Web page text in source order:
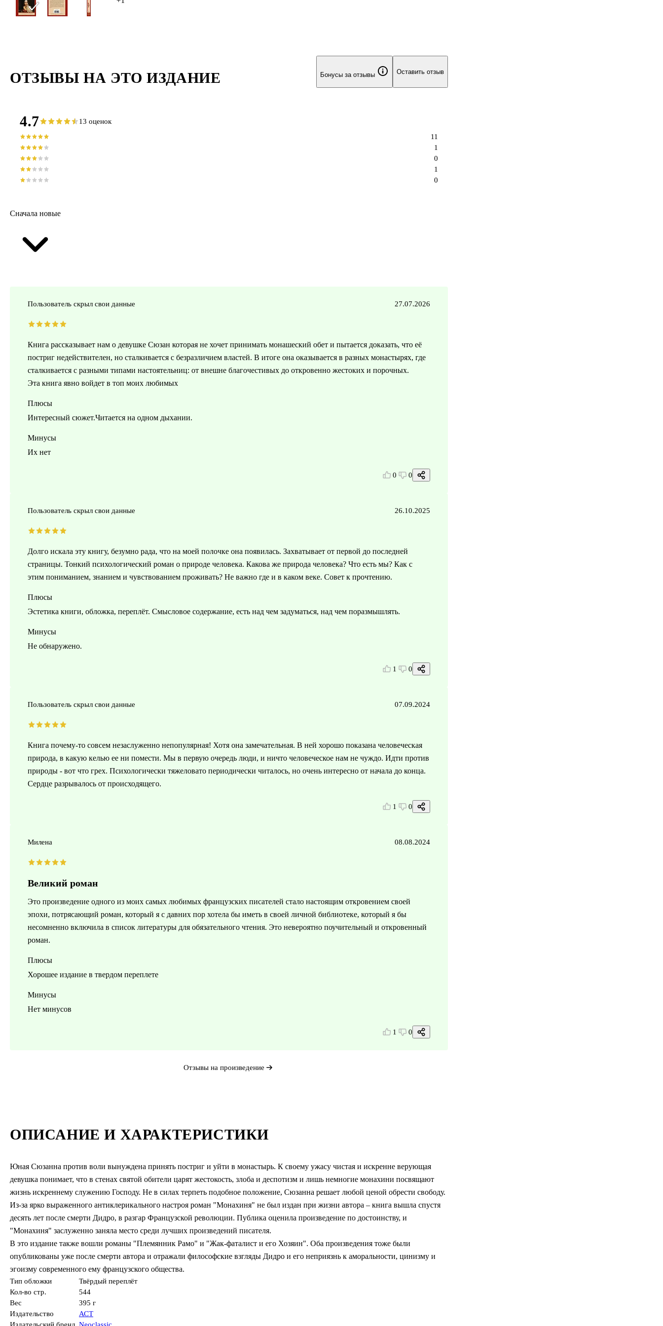
ОПИСАНИЕ И ХАРАКТЕРИСТИКИ
Юная Сюзанна против воли вынуждена принять постриг и уйти в монастырь. К своему ужасу чистая и искренне верующая
девушка понимает, что в стенах святой обители царят жестокость, злоба и деспотизм и лишь немногие монахини посвящают
жизнь искреннему служению Господу. Не в силах терпеть подобное положение, Сюзанна решает любой ценой обрести свободу.
Из-за ярко выраженного антиклерикального настроя роман "Монахиня" не был издан при жизни автора – книга вышла спустя
десять лет после смерти Дидро, в разгар Французской революции. Публика оценила произведение по достоинству, и
"Монахиня" заслуженно заняла место среди лучших произведений писателя.
В это издание также вошли романы "Племянник Рамо" и "Жак-фаталист и его Хозяин". Оба произведения тоже были
опубликованы уже после смерти автора и отражали философские взгляды Дидро и его неприязнь к аморальности, цинизму и
эгоизму современного ему французского общества.
Тип обложки
Твёрдый переплёт
Кол-во стр.
544
Вес
395 г
Издательство
АСТ
ОТЗЫВЫ НА ЭТО ИЗДАНИЕ Бонусы за отзывы Оставить отзыв
4.7 13 оценок
0
1
0
1
11
Сначала новые
Пользователь скрыл свои данные 27.07.2026
Книга рассказывает нам о девушке Сюзан которая не хочет принимать монашеский обет и пытается доказать, что её
постриг недействителен, но сталкивается с безразличием властей. В итоге она оказывается в разных монастырях, где
сталкивается с разными типами настоятельниц: от внешне благочестивых до откровенно жестоких и порочных.
Эта книга явно войдет в топ моих любимых
Плюсы
Интересный сюжет.Читается на одном дыхании.
Минусы
Их нет
0 0
Пользователь скрыл свои данные 26.10.2025
Долго искала эту книгу, безумно рада, что на моей полочке она появилась. Захватывает от первой до последней
страницы. Тонкий психологический роман о природе человека. Какова же природа человека? Что есть мы? Как с
этим пониманием, знанием и чувствованием проживать? Не важно где и в каком веке. Совет к прочтению.
Плюсы
Эстетика книги, обложка, переплёт. Смысловое содержание, есть над чем задуматься, над чем поразмышлять.
Минусы
Не обнаружено.
1 0
Пользователь скрыл свои данные 07.09.2024
Книга почему-то совсем незаслуженно непопулярная! Хотя она замечательная. В ней хорошо показана человеческая
природа, в какую келью ее ни помести. Мы в первую очередь люди, и ничто человеческое нам не чуждо. Идти против
природы - вот что грех. Психологически тяжеловато периодически читалось, но очень интересно от начала до конца.
Сердце разрывалось от происходящего.
1 0
Милена 08.08.2024
Великий роман
Это произведение одного из моих самых любимых французских писателей стало настоящим откровением своей
эпохи, потрясающий роман, который я с давних пор хотела бы иметь в своей личной библиотеке, который я бы
несомненно включила в список литературы для обязательного чтения. Это невероятно поучительный и откровенный
роман.
Плюсы
Хорошее издание в твердом переплете
Минусы
Нет минусов
1 0
Отзывы на произведение